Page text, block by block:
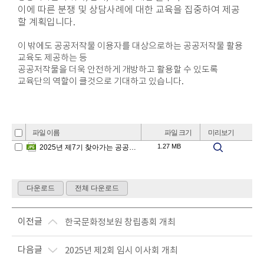
이에 따른 분쟁 및 상담사례에 대한 교육을 집중하여 제공
할 계획입니다.
이 밖에도 공공저작물 이용자를 대상으로하는 공공저작물 활용
교육도 제공하는 등
공공저작물을 더욱 안전하게 개방하고 활용할 수 있도록
교육단의 역할이 클것으로 기대하고 있습니다.
이전글 한국문화정보원 창립총회 개최
다음글 2025년 제2회 임시 이사회 개최